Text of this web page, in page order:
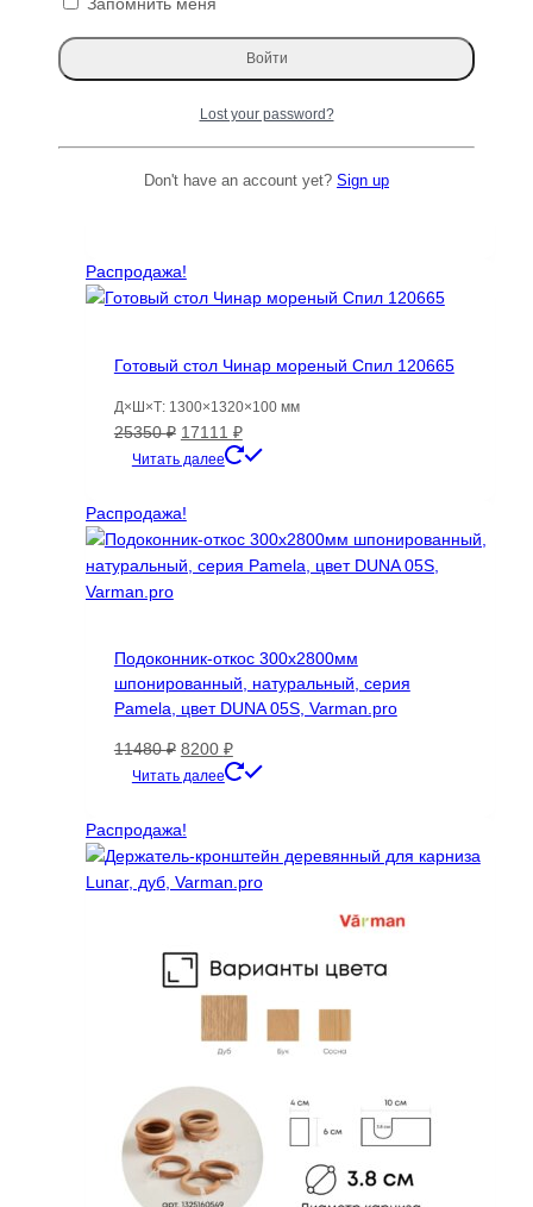
23434₽ Первоначальная
23434 ₽.
2812₽Текущая
Распродажа!
Готовый стол Чинар мореный Спил 120665
Д×Ш×Т: 1300×1320×100 мм
25350₽ Первоначальная
цена
25350 ₽.
17111 ₽Текущая
цена:
Читать далее
Распродажа!
Подоконник-откос 300х2800мм
шпонированный, натуральный, серия
Pamela, цвет DUNA 05S, Varman.pro
11480₽ Первоначальная
цена
11480 ₽.
8200 ₽Текущая
цена:
Читать далее
Распродажа!
Lost your password?
Don't have an account yet? Sign up